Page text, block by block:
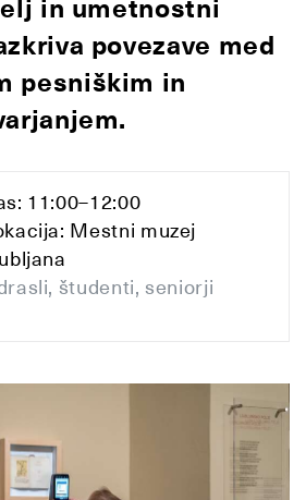
in umetnostni
povezave med
pesniškim in
11:00–12:00
Mestni muzej
študenti, seniorji